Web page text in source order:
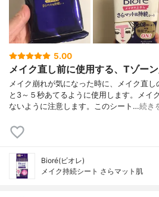
5.00
メイク直し前に使用する、Tゾー
メイク崩れが気になった時に、メイク直
と3～５秒あてるように使用します。メイ
ないように注意します。このシート…続き
Bioré(ビオレ)
メイク持続シート さらマット肌